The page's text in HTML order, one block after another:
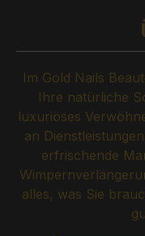
Im Gold Nails
Ihre natürliche
luxuriöses
an
erfrischende
alles, was Sie